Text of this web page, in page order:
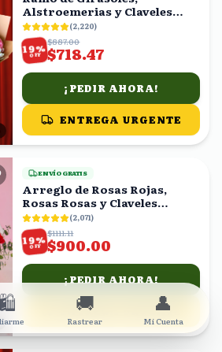
Alstroemerias y Claveles
Rosas
(2,220)
19%
OFF
$887.00
$718.47
¡PEDIR AHORA!
ENTREGA URGENTE
ENVÍO GRATIS
Arreglo de Rosas Rojas,
Rosas Rosas y Claveles
Blancos en Caja Rosa
(2,071)
19%
OFF
$1111.11
$900.00
¡PEDIR AHORA!
ENTREGA URGENTE
🚚
Rastrear
👤
Mi Cuenta